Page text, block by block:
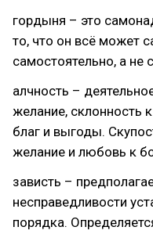
гордыня – это
то, что он всё может
самостоятельно, а
алчность –
желание, склонность
благ и выгоды.
желание и любовь к
зависть –
несправедливости
порядка.